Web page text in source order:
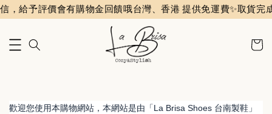
，給予評價會有購物金回饋哦台灣、香港 提供免運費✨️取貨完
歡迎您使用本購物網站，本網站是由「La Brisa Shoes 台南製鞋」